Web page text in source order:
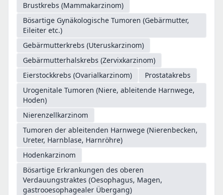
Brustkrebs (Mammakarzinom)
Bösartige Gynäkologische Tumoren (Gebärmutter,
Eileiter etc.)
Gebärmutterkrebs (Uteruskarzinom)
Gebärmutterhalskrebs (Zervixkarzinom)
Eierstockkrebs (Ovarialkarzinom)
Prostatakrebs
Urogenitale Tumoren (Niere, ableitende Harnwege,
Hoden)
Nierenzellkarzinom
Tumoren der ableitenden Harnwege (Nierenbecken,
Ureter, Harnblase, Harnröhre)
Hodenkarzinom
Bösartige Erkrankungen des oberen
Verdauungstraktes (Oesophagus, Magen,
gastrooesophagealer Übergang)